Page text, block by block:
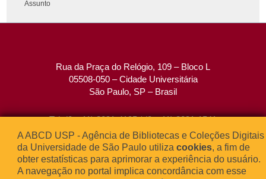
Assunto
Rua da Praça do Relógio, 109 – Bloco L
05508-050 – Cidade Universitária
São Paulo, SP – Brasil
Tel: (0xx11) 3091-4195 / (0xx11) 3091-1541
Fax: (0xx11) 3091-1567
E-mail:atendimento@abcd.usp.br
A ABCD USP - Agência de Bibliotecas e Coleções Digitais
da Universidade de São Paulo utiliza cookies, a fim de
obter estatísticas para aprimorar a experiência do usuário.
A navegação no portal implica concordância com esse